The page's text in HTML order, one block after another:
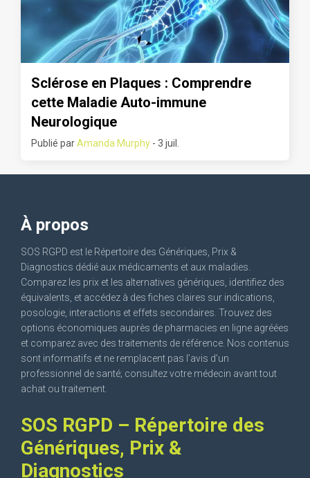
Sclérose en Plaques : Comprendre
cette Maladie Auto-immune
Neurologique
Publié parAmanda Murphy - 3 juil.
À propos
SOS RGPD est le Répertoire des Génériques, Prix &
Diagnostics dédié aux médicaments et aux maladies.
Comparez les prix et les alternatives génériques, identifiez des
équivalents, et accédez à des fiches claires sur indications,
posologie, interactions et effets secondaires. Trouvez des
options économiques auprès de pharmacies en ligne agréées
et comparez avec des traitements de référence. Nos contenus
sont informatifs et ne remplacent pas l’avis d’un
professionnel de santé; consultez votre médecin avant tout
achat ou traitement.
SOS RGPD – Répertoire des
Génériques, Prix &
Diagnostics